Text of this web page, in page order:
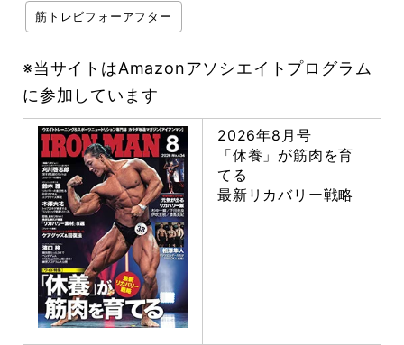
筋トレビフォーアフター
※当サイトはAmazonアソシエイトプログラム
に参加しています
2026年8月号
「休養」が筋肉を育
てる
最新リカバリー戦略